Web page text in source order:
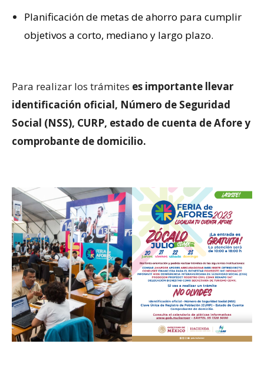
Planificación de metas de ahorro para cumplir
objetivos a corto, mediano y largo plazo.
Para realizar los trámites es importante llevar
identificación oficial, Número de Seguridad
Social (NSS), CURP, estado de cuenta de Afore y
comprobante de domicilio.